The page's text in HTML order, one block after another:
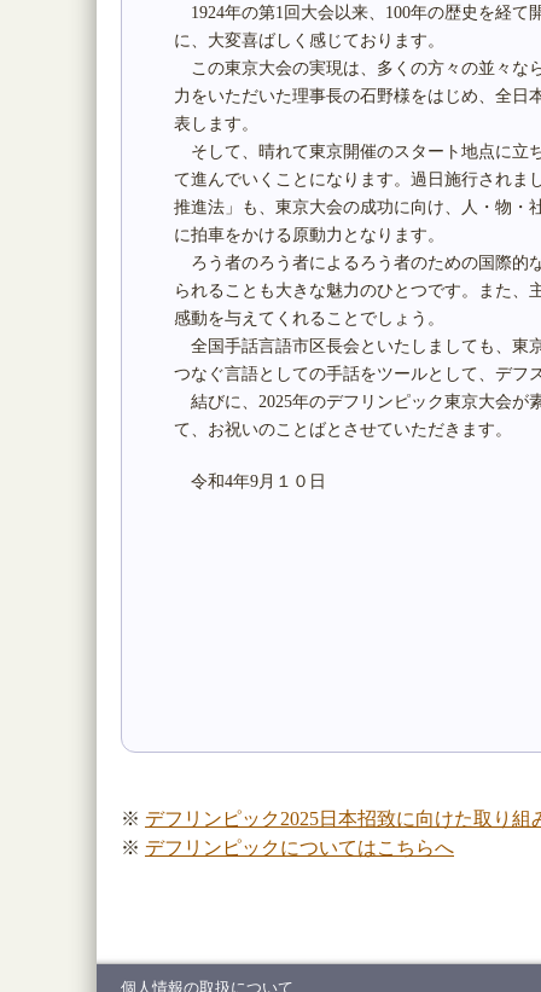
1924年の第1回大会以来、100年の歴史を経て
に、大変喜ばしく感じております。
この東京大会の実現は、多くの方々の並々な
力をいただいた理事長の石野様をはじめ、全
表します。
そして、晴れて東京開催のスタート地点に立
て進んでいくことになります。過日施行され
推進法」も、東京大会の成功に向け、人・物・
に拍車をかける原動力となります。
ろう者のろう者によるろう者のための国際的
られることも大きな魅力のひとつです。また
感動を与えてくれることでしょう。
全国手話言語市区長会といたしましても、東
つなぐ言語としての手話をツールとして、デフ
結びに、2025年のデフリンピック東京大会が
て、お祝いのことばとさせていただきます。
令和4年9月１０日
※ デフリンピック2025日本招致に向けた取り組
※ デフリンピックについてはこちらへ
個人情報の取扱について